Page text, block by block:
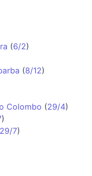
(6/2)
(8/12)
Colombo (29/4)
)
29/7)